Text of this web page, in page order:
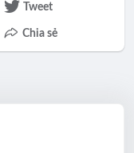
Tweet
Chia sẻ